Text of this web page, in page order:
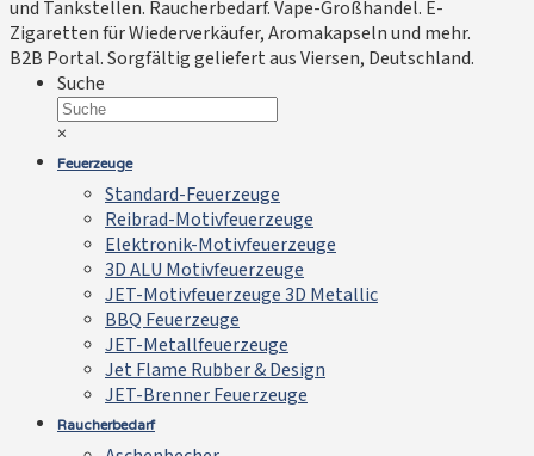
und Tankstellen. Raucherbedarf. Vape-Großhandel. E-
Zigaretten für Wiederverkäufer, Aromakapseln und mehr.
B2B Portal. Sorgfältig geliefert aus Viersen, Deutschland.
Suche
×
Feuerzeuge
Standard-Feuerzeuge
Reibrad-Motivfeuerzeuge
Elektronik-Motivfeuerzeuge
3D ALU Motivfeuerzeuge
JET-Motivfeuerzeuge 3D Metallic
BBQ Feuerzeuge
JET-Metallfeuerzeuge
Jet Flame Rubber & Design
JET-Brenner Feuerzeuge
Raucherbedarf